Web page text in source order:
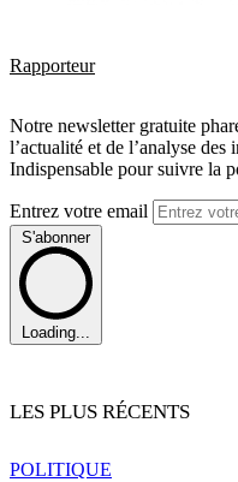
Rapporteur
Notre newsletter gratuite
l’actualité et de l’analyse des
Indispensable pour suivre la
Entrez votre email
S'abonner
Loading...
LES PLUS RÉCENTS
POLITIQUE